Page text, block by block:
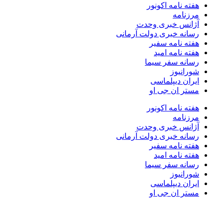
هفته نامه اکونور
مرزنامه
آژانس خبری وحدت
رسانه خبری دولت آرمانی
هفته نامه سفیر
هفته نامه امید
رسانه سفر سیما
شورانیوز
ایران دیپلماسی
مستر ان جی او
هفته نامه اکونور
مرزنامه
آژانس خبری وحدت
رسانه خبری دولت آرمانی
هفته نامه سفیر
هفته نامه امید
رسانه سفر سیما
شورانیوز
ایران دیپلماسی
مستر ان جی او